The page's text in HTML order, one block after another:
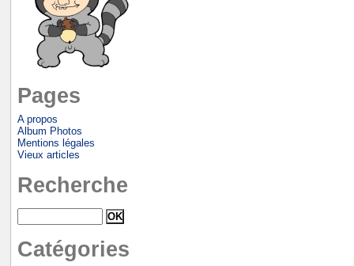
Pages
A propos
Album Photos
Mentions légales
Vieux articles
Recherche
Catégories